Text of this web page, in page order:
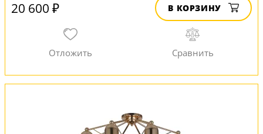
20 600 ₽ В КОРЗИНУ